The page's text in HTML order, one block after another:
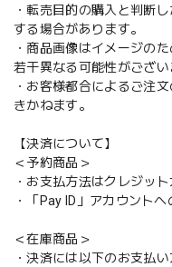
・転売目的の購入と判断
する場合があります。
・商品画像はイメージの
若干異なる可能性がござい
・お客様都合によるご注
きかねます。
【決済について】
＜予約商品＞
・お支払方法はクレジッ
・「Pay ID」アカウント
＜在庫商品＞
・決済には以下のお支払